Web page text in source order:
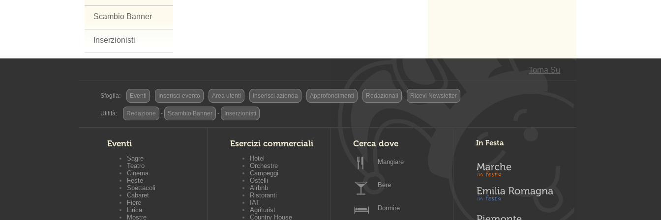
Scambio Banner
Inserzionisti
Torna Su
Sfoglia: Eventi - Inserisci evento - Area utenti - Inserisci azienda - Approfondimenti - Redazionali - Ricevi Newsletter
Utilità: Redazione - Scambio Banner - Inserzionisti
Eventi
Sagre
Teatro
Cinema
Feste
Spettacoli
Cabaret
Fiere
Lirica
Mostre
Esercizi commerciali
Hotel
Orchestre
Campeggi
Ostelli
Airbnb
Ristoranti
IAT
Agriturist
Country House
Cerca dove
Mangiare
Bere
Dormire
In Festa